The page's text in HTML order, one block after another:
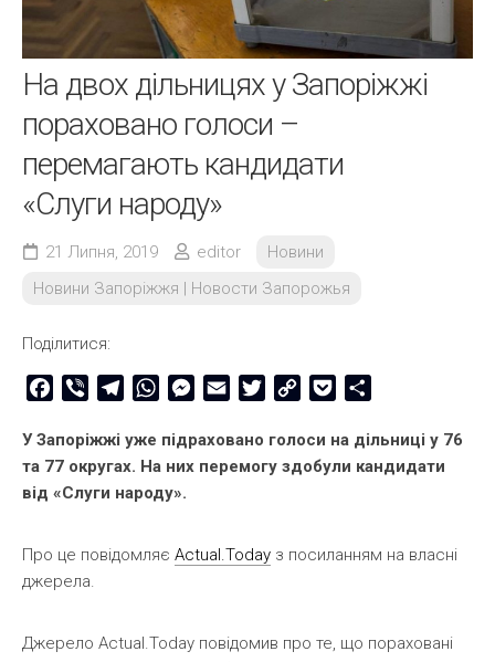
На двох дільницях у Запоріжжі
пораховано голоси –
перемагають кандидати
«Слуги народу»
21 Липня, 2019 editor
Новини
Новини Запоріжжя | Новости Запорожья
Поділитися:
Facebook
Viber TelegramWhatsAppMessenger
Email TwitterCopy
Pocket
У Запоріжжі уже підраховано голоси на дільниці у 76
та 77 округах. На них перемогу здобули кандидати
від «Слуги народу».
Про це повідомляє Actual.Today з посиланням на власні
джерела.
Джерело Actual.Today повідомив про те, що пораховані